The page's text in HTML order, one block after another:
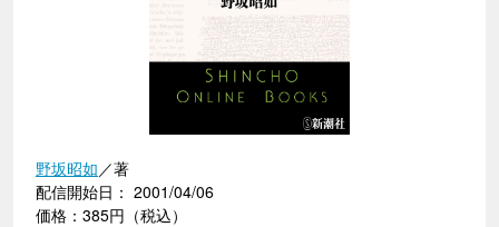
野坂昭如／著
配信開始日： 2001/04/06
価格：385円（税込）